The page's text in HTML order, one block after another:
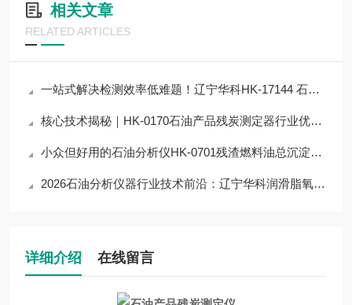
相关文章
RELATED ARTICLES
一站式解决检测效率低难题！辽宁华科HK-17144 石油产品残炭测定器解决方案
核心技术揭秘｜HK-0170石油产品残炭测定器行业优质仪器，占据半壁江山？
小众但好用的石油分析仪HK-0701残渣燃料油总沉淀物测定器，解决检测难点
2026石油分析仪器行业技术前沿：辽宁华科润滑脂氧化安定性测定器应用与突破
详细介绍 在线留言